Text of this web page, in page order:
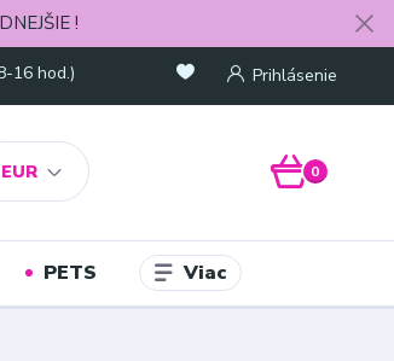
!
EUR
Prihlásenie
16 hod.)
0
PETS Viac